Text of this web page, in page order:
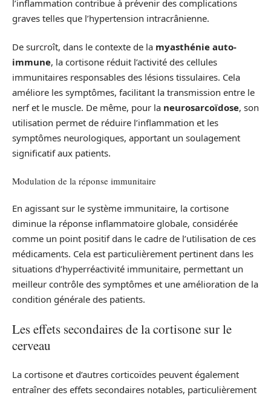
l’inflammation contribue à prévenir des complications
graves telles que l’hypertension intracrânienne.
De surcroît, dans le contexte de la myasthénie auto-
immune, la cortisone réduit l’activité des cellules
immunitaires responsables des lésions tissulaires. Cela
améliore les symptômes, facilitant la transmission entre le
nerf et le muscle. De même, pour la neurosarcoïdose, son
utilisation permet de réduire l’inflammation et les
symptômes neurologiques, apportant un soulagement
significatif aux patients.
Modulation de la réponse immunitaire
En agissant sur le système immunitaire, la cortisone
diminue la réponse inflammatoire globale, considérée
comme un point positif dans le cadre de l’utilisation de ces
médicaments. Cela est particulièrement pertinent dans les
situations d’hyperréactivité immunitaire, permettant un
meilleur contrôle des symptômes et une amélioration de la
condition générale des patients.
Les effets secondaires de la cortisone sur le
cerveau
La cortisone et d’autres corticoïdes peuvent également
entraîner des effets secondaires notables, particulièrement